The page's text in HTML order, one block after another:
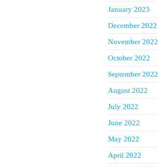
January 2023
December 2022
November 2022
October 2022
September 2022
August 2022
July 2022
June 2022
May 2022
April 2022